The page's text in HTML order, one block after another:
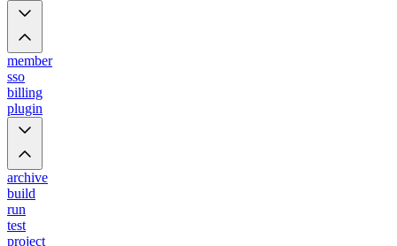
member
sso
billing
plugin
archive
build
run
test
project